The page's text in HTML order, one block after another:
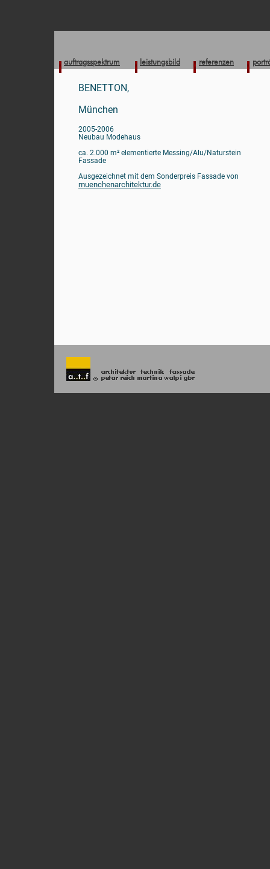
auftragsspektrum leistungsbild referenzen
BENETTON,
München
2005-2006
Neubau Modehaus
ca. 2.000 m² elementierte Messing/Alu/Naturstein
Fassade
Ausgezeichnet mit dem Sonderpreis Fassade von
muenchenarchitektur.de